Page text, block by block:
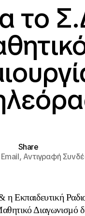
το
Share
Email,Αντιγραφή
Εκπαιδευτική
Διαγωνισμό